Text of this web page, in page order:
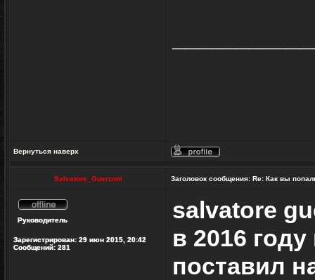
Вернуться наверх
Salvatore_Guerzoni Заголовок сообщения: Re: Как вы
Руководитель
Зарегистрирован: 29 июн 2015, 20:42
Сообщений: 281
salvatore
в 2016
поставил